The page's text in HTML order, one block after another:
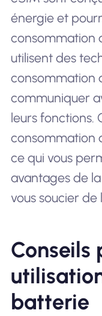
énergie et
consommation
utilisent des
consommation
communiquer
leurs fonctions.
consommation
ce qui vous
avantages de
vous soucier
Conseils
batterie